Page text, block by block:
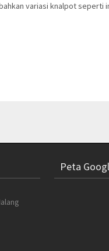
variasi knalpot seperti
Peta